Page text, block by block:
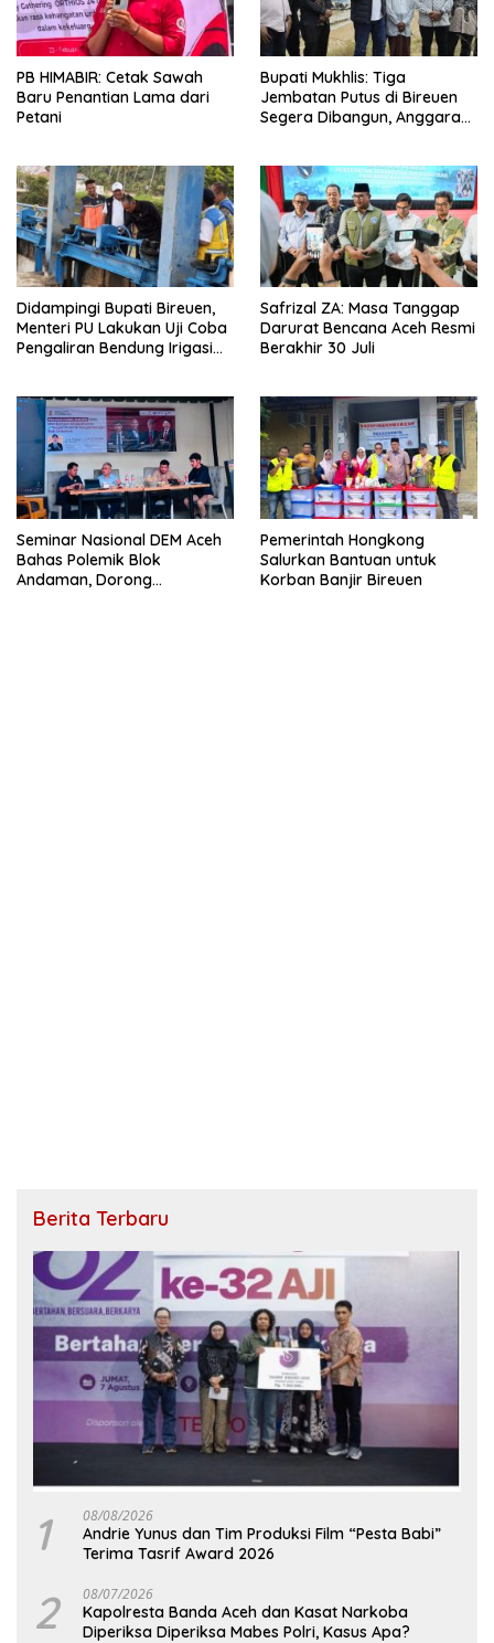
PB HIMABIR: Cetak Sawah
Baru Penantian Lama dari
Petani
Bupati Mukhlis: Tiga
Jembatan Putus di Bireuen
Segera Dibangun, Anggaran
Didampingi Bupati Bireuen,
Menteri PU Lakukan Uji Coba
Pengaliran Bendung Irigasi
Safrizal ZA: Masa Tanggap
Darurat Bencana Aceh Resmi
Berakhir 30 Juli
Seminar Nasional DEM Aceh
Bahas Polemik Blok
Andaman, Dorong
Pemerintah Hongkong
Salurkan Bantuan untuk
Korban Banjir Bireuen
Berita Terbaru
1 08/08/2026
Andrie Yunus dan Tim Produksi Film “Pesta Babi”
Terima Tasrif Award 2026
2 08/07/2026
Kapolresta Banda Aceh dan Kasat Narkoba
Diperiksa Diperiksa Mabes Polri, Kasus Apa?